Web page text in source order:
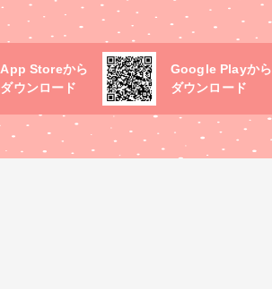
App Storeから
ダウンロード
Google Playから
ダウンロード